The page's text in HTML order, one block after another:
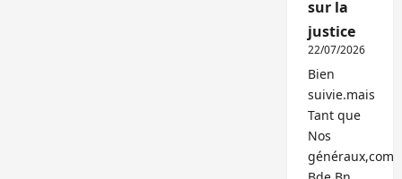
sur la
justice
22/07/2026
Bien
suivie.mais
Tant que
Nos
généraux,com